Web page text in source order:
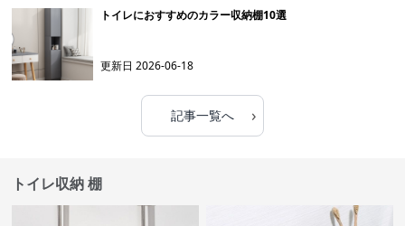
トイレにおすすめのカラー収納棚10選
更新日2026-06-18
記事一覧へ ›
トイレ収納 棚